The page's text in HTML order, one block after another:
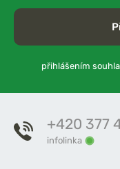
přihlášením
+420 377
infolinka